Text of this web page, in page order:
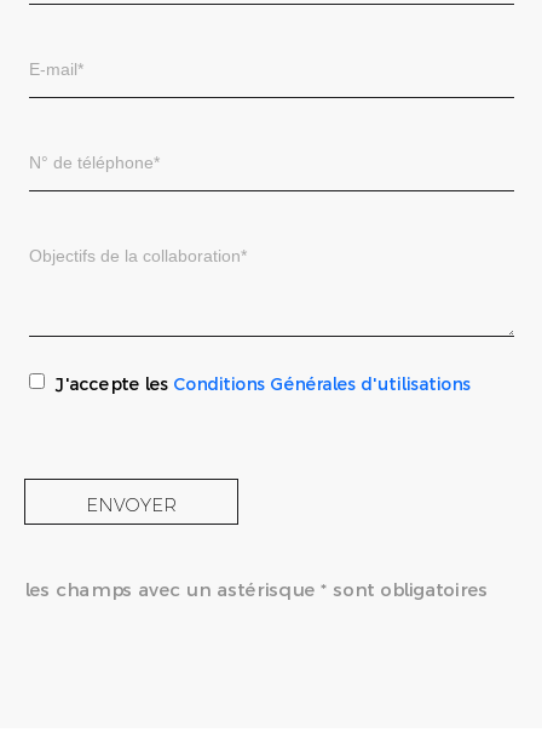
J'accepte les Conditions Générales d'utilisations
ENVOYER
les champs avec un astérisque * sont obligatoires